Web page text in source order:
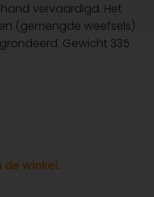
vervaardigd. Het
(gemengde weefsels)
Gewicht 335
winkel.